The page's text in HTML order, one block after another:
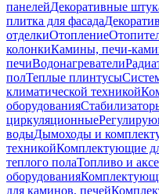
панелейДекоративные
плитка для фасада
отделкиОтопление
колонкиКамины, печи-
печиВодонагреватели
полТеплые плинтусы
климатической техникой
оборудования
циркуляционные
водыДымоходы и
техникойКомплектующие
теплого полаТопливо и
оборудования
для каминов, печей